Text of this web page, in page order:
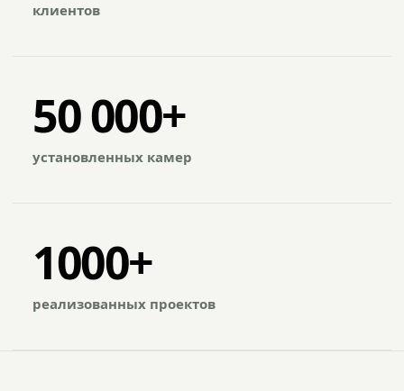
клиентов
50 000+
установленных камер
1000+
реализованных проектов